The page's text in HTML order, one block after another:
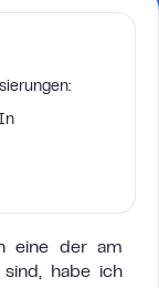
eine der am
habe ich